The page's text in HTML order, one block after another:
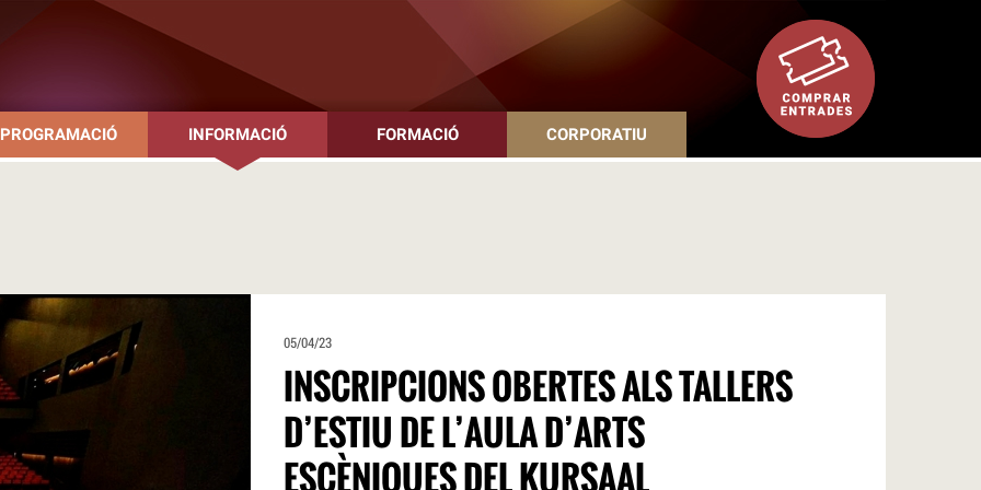
PROGRAMACIÓ INFORMACIÓ FORMACIÓ CORPORATIU
05/04/23
INSCRIPCIONS OBERTES ALS TALLERS
D’ESTIU DE L’AULA D’ARTS
ESCÈNIQUES DEL KURSAAL